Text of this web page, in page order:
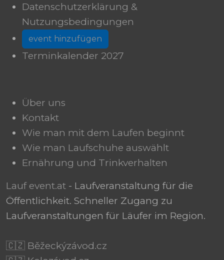
Datenschutzerklärung &
Nutzungsbedingungen
event hinzufügen
Terminkalender 2027
Über uns
Kontakt
Wie man mit dem Laufen beginnt
Wie man Laufschuhe auswählt
Ernährung und Trinkverhalten
Lauf event.at - Laufveranstaltung für die
Öffentlichkeit. Schneller Zugang zu
Laufveranstaltungen für Läufer im Region.
🇨🇿 Běžeckýzávod.cz